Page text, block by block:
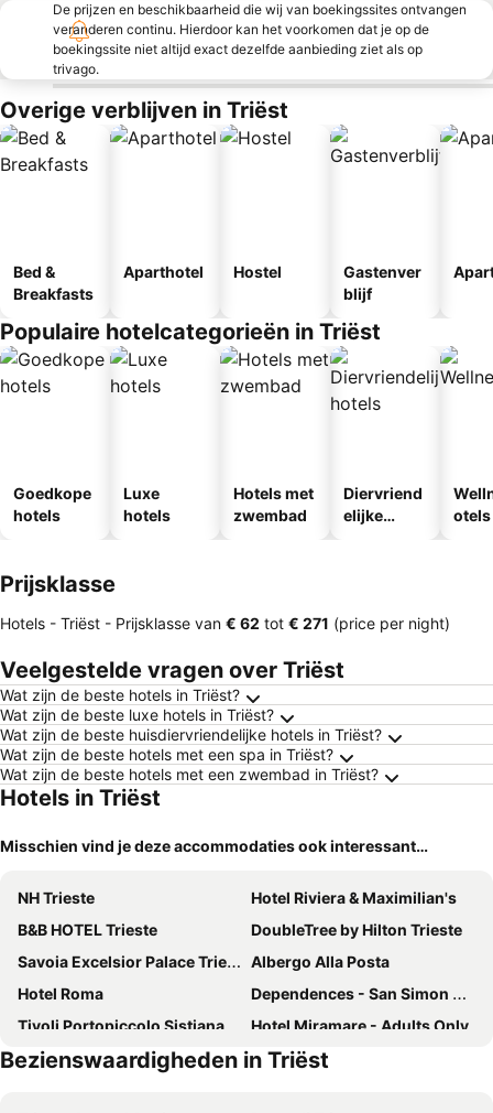
De prijzen en beschikbaarheid die wij van boekingssites ontvangen
veranderen continu. Hierdoor kan het voorkomen dat je op de
boekingssite niet altijd exact dezelfde aanbieding ziet als op
trivago.
Overige verblijven in Triëst
Bed &
Breakfasts
Aparthotel Hostel
Gastenver
blijf
Populaire hotelcategorieën in Triëst
Goedkope
hotels
Luxe
hotels
Hotels met
zwembad
Diervriend
elijke
otels
Prijsklasse
Hotels - Triëst - Prijsklasse van ‎€ 62 tot ‎€ 271 (price per night)
Veelgestelde vragen over Triëst
Wat zijn de beste hotels in Triëst?
Wat zijn de beste luxe hotels in Triëst?
Wat zijn de beste huisdiervriendelijke hotels in Triëst?
Wat zijn de beste hotels met een spa in Triëst?
Wat zijn de beste hotels met een zwembad in Triëst?
Hotels in Triëst
Misschien vind je deze accommodaties ook interessant…
NH Trieste
Hotel Riviera & Maximilian's
B&B HOTEL Trieste
DoubleTree by Hilton Trieste
Savoia Excelsior Palace Trieste - Starhotels Collezione
Albergo Alla Posta
Hotel Roma
Dependences - San Simon Resort
Tivoli Portopiccolo Sistiana Wellness Resort & Spa
Hotel Miramare - Adults Only
The Modernist Hotel
Victoria Hotel Letterario
Bezienswaardigheden in Triëst